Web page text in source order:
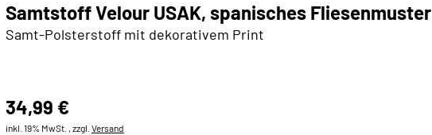
Samtstoff Velour USAK, spanisches Fliesenmuster
Samt-Polsterstoff mit dekorativem Print
34,99 €
inkl. 19% MwSt. , zzgl. Versand